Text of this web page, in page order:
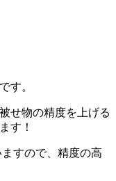
す。
せ物の精度を上げる
す！
すので、精度の高